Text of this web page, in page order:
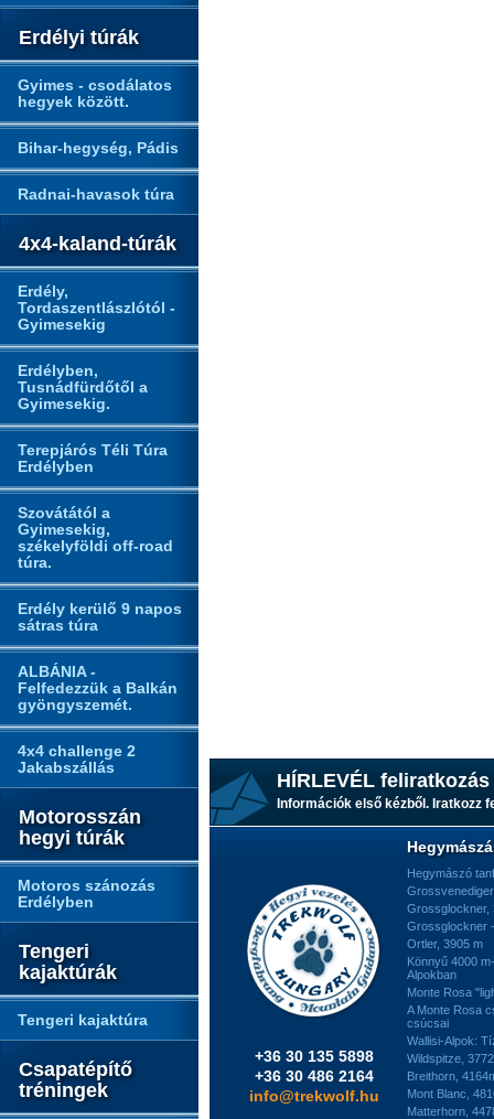
Erdélyi túrák
Gyimes - csodálatos
hegyek között.
Bihar-hegység, Pádis
Radnai-havasok túra
4x4-kaland-túrák
Erdély,
Tordaszentlászlótól -
Gyimesekig
Erdélyben,
Tusnádfürdőtől a
Gyimesekig.
Terepjárós Téli Túra
Erdélyben
Szovátától a
Gyimesekig,
székelyföldi off-road
túra.
Erdély kerülő 9 napos
sátras túra
ALBÁNIA -
Felfedezzük a Balkán
gyöngyszemét.
4x4 challenge 2
Jakabszállás
Motorosszán
hegyi túrák
Motoros szánozás
Erdélyben
Tengeri
kajaktúrák
Tengeri kajaktúra
Csapatépítő
tréningek
HÍRLEVÉL feliratkozás
Információk első kézből. Iratkozz
+36 30 135 5898
+36 30 486 2164
info@trekwolf.hu
Hegymászó
Grossglockner,
Grossglockner
Ortler, 3905 m
Könnyű 4000
Alpokban
Monte Rosa
A Monte Rosa
csúcsai
Wallisi-Alpok:
Wildspitze,
Breithorn,
Mont Blanc,
Matterhorn,